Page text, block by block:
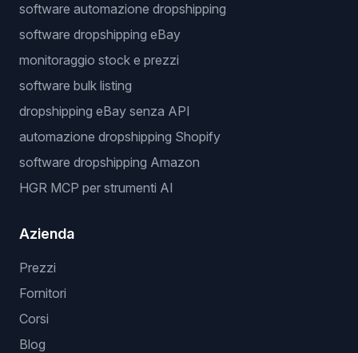
software automazione dropshipping
software dropshipping eBay
monitoraggio stock e prezzi
software bulk listing
dropshipping eBay senza API
automazione dropshipping Shopify
software dropshipping Amazon
HGR MCP per strumenti AI
Azienda
Prezzi
Fornitori
Corsi
Blog